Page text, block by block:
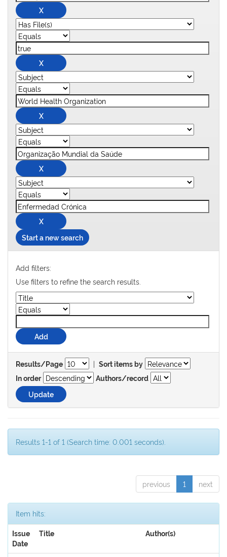
Start a new search
Add filters:
Use filters to refine the search results.
Results/Page | Sort items by
In order
Authors/record
Results 1-1 of 1 (Search time: 0.001 seconds).
previous 1 next
Item hits:
Issue
Date
Title Author(s)